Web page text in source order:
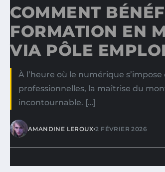
COMMENT
FORMATION EN
VIA PÔLE
À l’heure où le numérique
professionnelles, la maîtrise du
incontournable. […]
AMANDINE LEROUX•2 FÉVRIER 2026